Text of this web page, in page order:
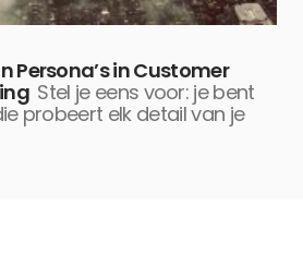
Persona’s in Customer
Stel je eens voor: je bent
probeert elk detail van je